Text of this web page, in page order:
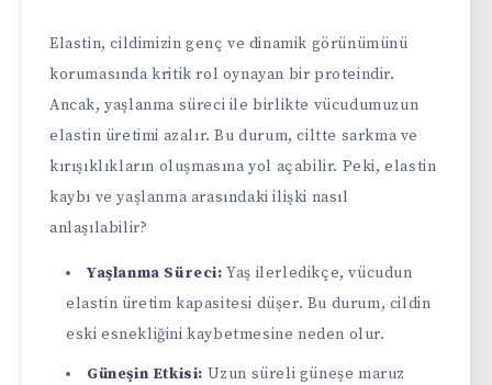
Elastin, cildimizin genç ve dinamik görünümünü
korumasında kritik rol oynayan bir proteindir.
Ancak, yaşlanma süreci ile birlikte vücudumuzun
elastin üretimi azalır. Bu durum, ciltte sarkma ve
kırışıklıkların oluşmasına yol açabilir. Peki, elastin
kaybı ve yaşlanma arasındaki ilişki nasıl
anlaşılabilir?
Yaşlanma Süreci: Yaş ilerledikçe, vücudun
elastin üretim kapasitesi düşer. Bu durum, cildin
eski esnekliğini kaybetmesine neden olur.
Güneşin Etkisi: Uzun süreli güneşe maruz